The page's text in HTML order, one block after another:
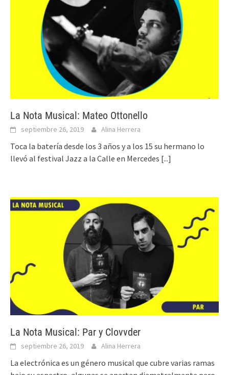
La Nota Musical: Mateo Ottonello
septiembre 26, 2019 Alina Herrera
Toca la batería desde los 3 años y a los 15 su hermano lo
llevó al festival Jazz a la Calle en Mercedes [...]
La Nota Musical: Par y Clovvder
septiembre 26, 2019 Alina Herrera
La electrónica es un género musical que cubre varias ramas